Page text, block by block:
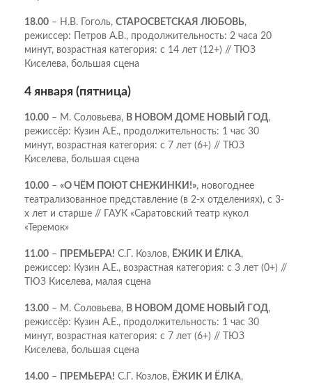
18.00 – Н.В. Гоголь, СТАРОСВЕТСКАЯ ЛЮБОВЬ,
режиссер: Петров А.В., продолжительность: 2 часа 20
минут, возрастная категория: с 14 лет (12+) // ТЮЗ
Киселева, большая сцена
4 января (пятница)
10.00 – М. Соловьева, В НОВОМ ДОМЕ НОВЫЙ ГОД,
режиссёр: Кузин А.Е., продолжительность: 1 час 30
минут, возрастная категория: с 7 лет (6+) // ТЮЗ
Киселева, большая сцена
10.00 – «О ЧЁМ ПОЮТ СНЕЖИНКИ!», новогоднее
театрализованное представление (в 2-х отделениях), с 3-
х лет и старше // ГАУК «Саратовский театр кукол
«Теремок»
11.00 – ПРЕМЬЕРА! С.Г. Козлов, ЁЖИК И ЁЛКА,
режиссер: Кузин А.Е., возрастная категория: с 3 лет (0+) //
ТЮЗ Киселева, малая сцена
13.00 – М. Соловьева, В НОВОМ ДОМЕ НОВЫЙ ГОД,
режиссёр: Кузин А.Е., продолжительность: 1 час 30
минут, возрастная категория: с 7 лет (6+) // ТЮЗ
Киселева, большая сцена
14.00 – ПРЕМЬЕРА! С.Г. Козлов, ЁЖИК И ЁЛКА,